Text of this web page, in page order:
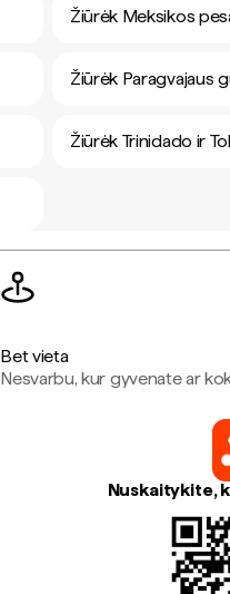
Žiūrėk Meksikos
Žiūrėk Paragvajaus
Žiūrėk Trinidado ir
Bet vieta
Nesvarbu, kur gyvenate ar
Nuskaitykite,